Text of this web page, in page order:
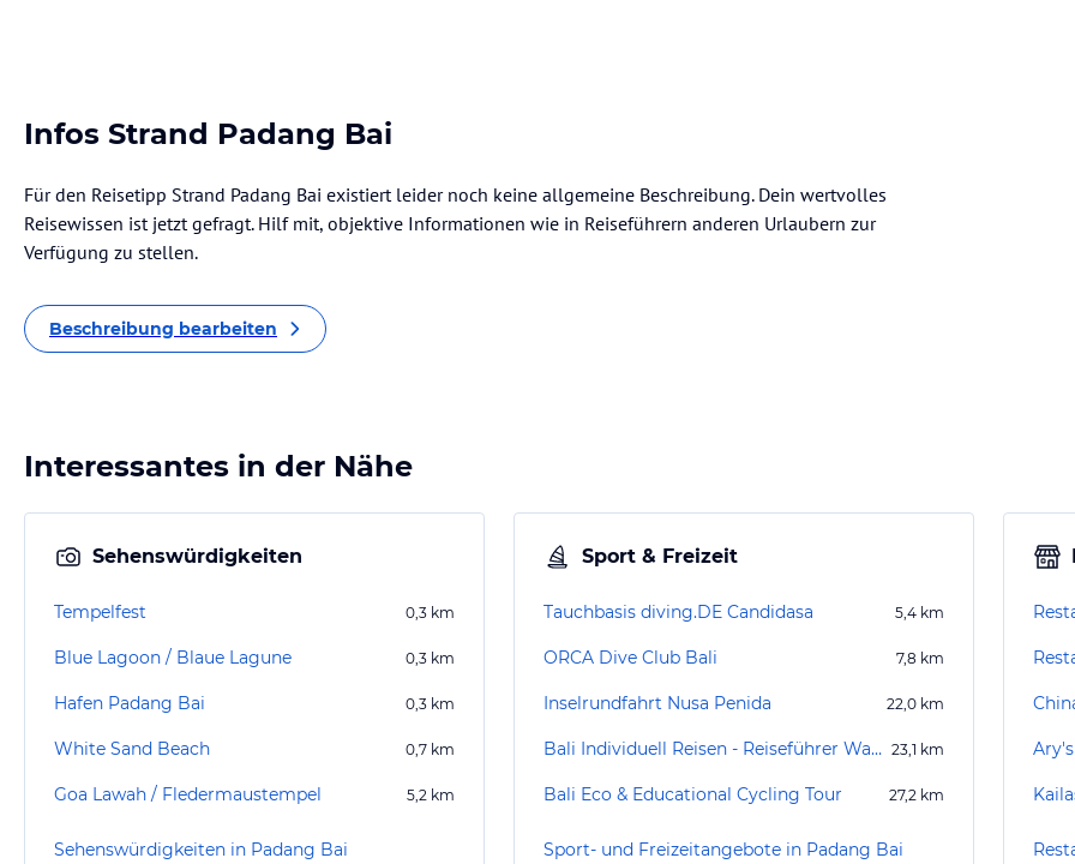
Infos Strand Padang Bai
Für den Reisetipp Strand Padang Bai existiert leider noch keine allgemeine Beschreibung. Dein wertvolles
Reisewissen ist jetzt gefragt. Hilf mit, objektive Informationen wie in Reiseführern anderen Urlaubern zur
Verfügung zu stellen.
Beschreibung bearbeiten
Interessantes in der Nähe
Sehenswürdigkeiten
Tempelfest 0,3 km
Blue Lagoon / Blaue Lagune 0,3 km
Hafen Padang Bai 0,3 km
White Sand Beach 0,7 km
Goa Lawah / Fledermaustempel 5,2 km
Sehenswürdigkeiten in Padang Bai
Sport & Freizeit
Tauchbasis diving.DE Candidasa 5,4 km
ORCA Dive Club Bali 7,8 km
Inselrundfahrt Nusa Penida 22,0 km
Bali Individuell Reisen - Reiseführer Wayan Subrata 23,1 km
Bali Eco & Educational Cycling Tour 27,2 km
Sport- und Freizeitangebote in Padang Bai